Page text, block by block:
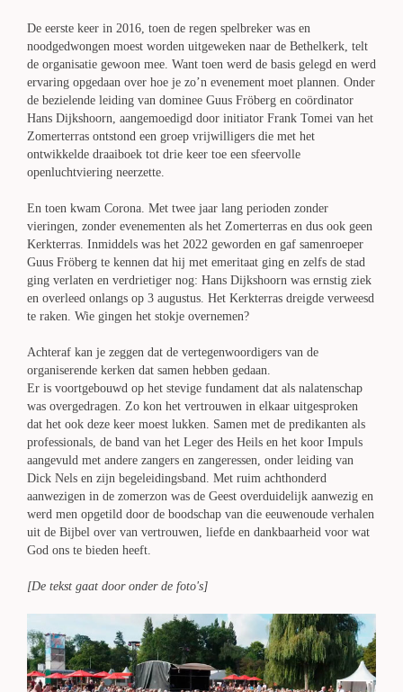
De eerste keer in 2016, toen de regen spelbreker was en
noodgedwongen moest worden uitgeweken naar de Bethelkerk, telt
de organisatie gewoon mee. Want toen werd de basis gelegd en werd
ervaring opgedaan over hoe je zo’n evenement moet plannen. Onder
de bezielende leiding van dominee Guus Fröberg en coördinator
Hans Dijkshoorn, aangemoedigd door initiator Frank Tomei van het
Zomerterras ontstond een groep vrijwilligers die met het
ontwikkelde draaiboek tot drie keer toe een sfeervolle
openluchtviering neerzette.
En toen kwam Corona. Met twee jaar lang perioden zonder
vieringen, zonder evenementen als het Zomerterras en dus ook geen
Kerkterras. Inmiddels was het 2022 geworden en gaf samenroeper
Guus Fröberg te kennen dat hij met emeritaat ging en zelfs de stad
ging verlaten en verdrietiger nog: Hans Dijkshoorn was ernstig ziek
en overleed onlangs op 3 augustus. Het Kerkterras dreigde verweesd
te raken. Wie gingen het stokje overnemen?
Achteraf kan je zeggen dat de vertegenwoordigers van de
organiserende kerken dat samen hebben gedaan.
Er is voortgebouwd op het stevige fundament dat als nalatenschap
was overgedragen. Zo kon het vertrouwen in elkaar uitgesproken
dat het ook deze keer moest lukken. Samen met de predikanten als
professionals, de band van het Leger des Heils en het koor Impuls
aangevuld met andere zangers en zangeressen, onder leiding van
Dick Nels en zijn begeleidingsband. Met ruim achthonderd
aanwezigen in de zomerzon was de Geest overduidelijk aanwezig en
werd men opgetild door de boodschap van die eeuwenoude verhalen
uit de Bijbel over van vertrouwen, liefde en dankbaarheid voor wat
God ons te bieden heeft.
[De tekst gaat door onder de foto's]